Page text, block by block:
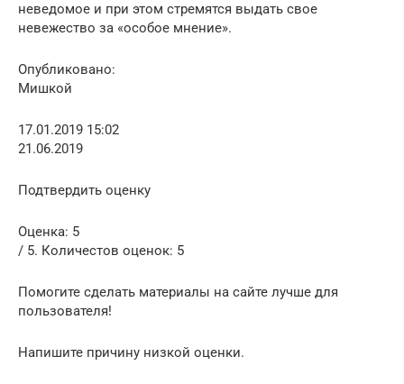
неведомое и при этом стремятся выдать свое
невежество за «особое мнение».
Опубликовано:
Мишкой
17.01.2019 15:02
21.06.2019
Подтвердить оценку
Оценка: 5
/ 5. Количестов оценок: 5
Помогите сделать материалы на сайте лучше для
пользователя!
Напишите причину низкой оценки.